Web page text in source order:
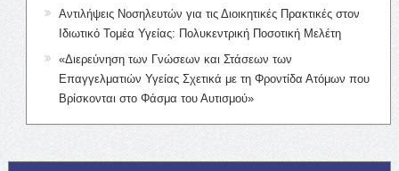
Αντιλήψεις Νοσηλευτών για τις Διοικητικές Πρακτικές στον
Ιδιωτικό Τομέα Υγείας: Πολυκεντρική Ποσοτική Μελέτη
«Διερεύνηση των Γνώσεων και Στάσεων των
Επαγγελματιών Υγείας Σχετικά με τη Φροντίδα Ατόμων που
Βρίσκονται στο Φάσμα του Αυτισμού»